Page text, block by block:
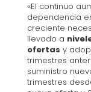
«El continuo
dependencia
creciente
llevado a
ofertas y
trimestres
suministro
trimestres